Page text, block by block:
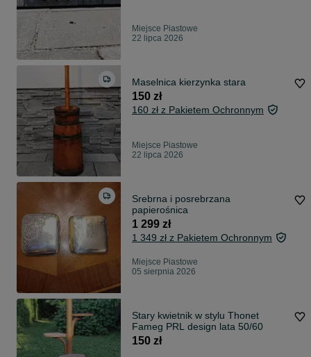
Miejsce Piastowe
22 lipca 2026
Maselnica kierzynka stara
150 zł
160 zł z Pakietem Ochronnym
Miejsce Piastowe
22 lipca 2026
Srebrna i posrebrzana
papierośnica
1 299 zł
1 349 zł z Pakietem Ochronnym
Miejsce Piastowe
05 sierpnia 2026
Stary kwietnik w stylu Thonet
Fameg PRL design lata 50/60
150 zł